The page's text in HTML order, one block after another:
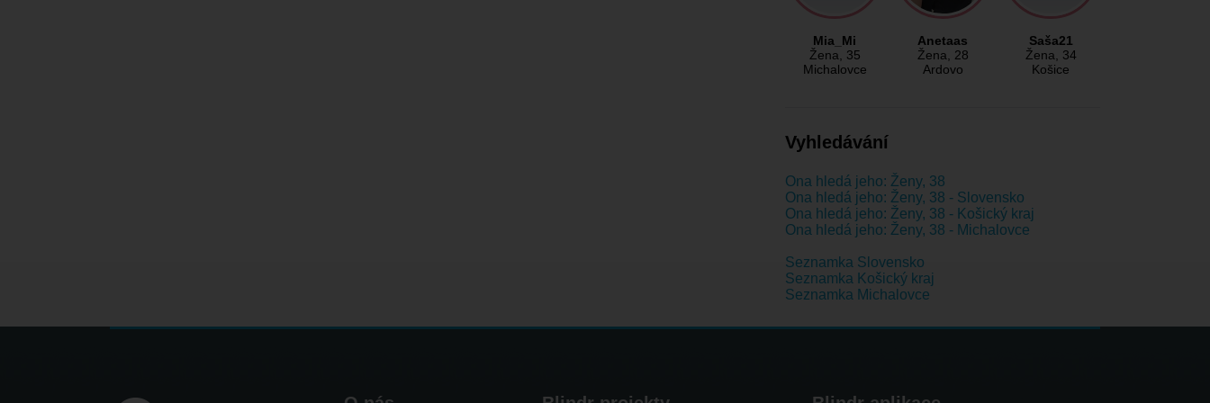
Mia_Mi
Žena, 35
Michalovce
Anetaas
Žena, 28
Ardovo
Saša21
Žena, 34
Košice
Vyhledávání
Ona hledá jeho: Ženy, 38
Ona hledá jeho: Ženy, 38 - Slovensko
Ona hledá jeho: Ženy, 38 - Košický kraj
Ona hledá jeho: Ženy, 38 - Michalovce
Seznamka Slovensko
Seznamka Košický kraj
Seznamka Michalovce